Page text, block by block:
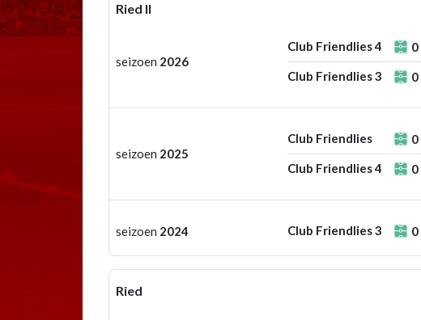
Ried II
seizoen 2026
Club Friendlies 4 0
Club Friendlies 3 0
seizoen 2025
Club Friendlies 0
Club Friendlies 4 0
seizoen 2024 Club Friendlies 3 0
Ried